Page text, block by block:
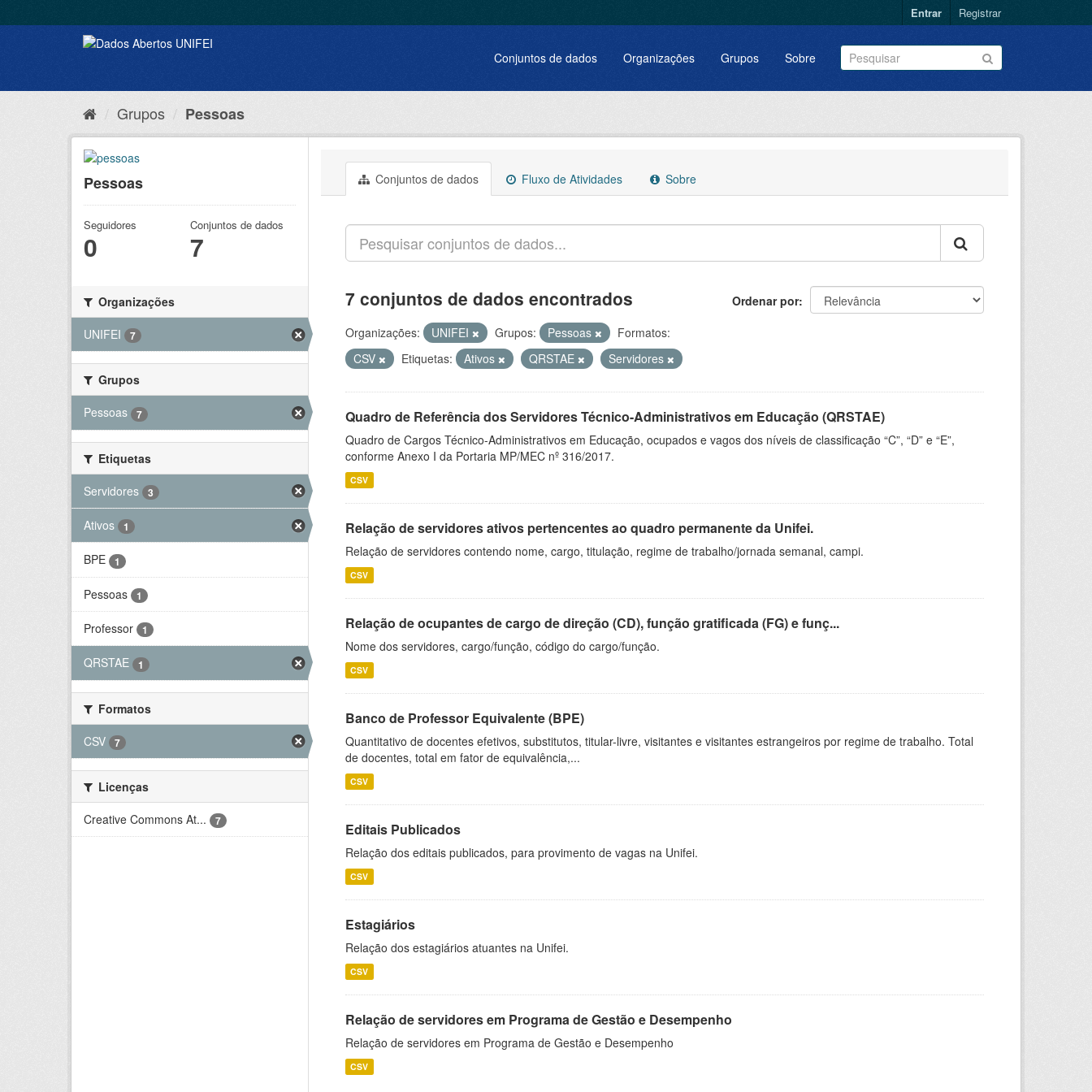
Entrar Registrar
Conjuntos de dados Organizações Grupos Sobre
Grupos Pessoas
Pessoas
Seguidores
0
Conjuntos de dados
7
Organizações
UNIFEI
7
Grupos
Pessoas
7
Etiquetas
Servidores
3
Ativos 1
BPE 1
Pessoas 1
Professor 1
QRSTAE 1
Formatos
CSV
7
Licenças
Creative Commons At...
7
Conjuntos de dados Fluxo de Atividades Sobre
Ordenar por
7 conjuntos de dados encontrados
Organizações: UNIFEI Grupos: Pessoas
Formatos:
CSV
Etiquetas: Ativos QRSTAE Servidores
Quadro de Referência dos Servidores Técnico-Administrativos em Educação (QRSTAE)
Quadro de Cargos Técnico-Administrativos em Educação, ocupados e vagos dos níveis de classificação “C”, “D” e “E”,
conforme Anexo I da Portaria MP/MEC nº 316/2017.
CSV
Relação de servidores ativos pertencentes ao quadro permanente da Unifei.
Relação de servidores contendo nome, cargo, titulação, regime de trabalho/jornada semanal, campi.
CSV
Relação de ocupantes de cargo de direção (CD), função gratificada (FG) e funç...
Nome dos servidores, cargo/função, código do cargo/função.
CSV
Banco de Professor Equivalente (BPE)
Quantitativo de docentes efetivos, substitutos, titular-livre, visitantes e visitantes estrangeiros por regime de trabalho. Total
de docentes, total em fator de equivalência,...
CSV
Editais Publicados
Relação dos editais publicados, para provimento de vagas na Unifei.
CSV
Estagiários
Relação dos estagiários atuantes na Unifei.
CSV
Relação de servidores em Programa de Gestão e Desempenho
Relação de servidores em Programa de Gestão e Desempenho
CSV